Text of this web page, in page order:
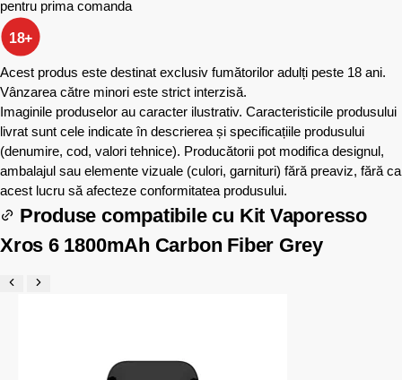
pentru prima comanda
18+
Acest produs este destinat exclusiv fumătorilor adulți peste 18 ani.
Vânzarea către minori este strict interzisă.
Imaginile produselor au caracter ilustrativ. Caracteristicile produsului
livrat sunt cele indicate în descrierea și specificațiile produsului
(denumire, cod, valori tehnice). Producătorii pot modifica designul,
ambalajul sau elemente vizuale (culori, garnituri) fără preaviz, fără ca
acest lucru să afecteze conformitatea produsului.
Produse compatibile cu Kit Vaporesso
Xros 6 1800mAh Carbon Fiber Grey